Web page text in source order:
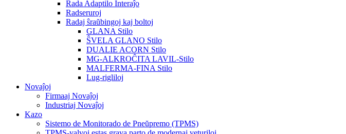
Rada Adaptilo Interaĵo
Radseruroj
Radaj ŝraŭbingoj kaj boltoj
GLANA Stilo
ŜVELA GLANO Stilo
DUALIE ACORN Stilo
MG-ALKROĈITA LAVIL-Stilo
MALFERMA-FINA Stilo
Lug-rigliloj
Novaĵoj
Firmaaj Novaĵoj
Industriaj Novaĵoj
Kazo
Sistemo de Monitorado de Pneŭpremo (TPMS)